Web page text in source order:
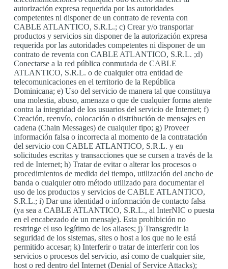
autorización expresa requerida por las autoridades
competentes ni disponer de un contrato de reventa con
CABLE ATLANTICO, S.R.L.; c) Crear y/o transportar
productos y servicios sin disponer de la autorización expresa
requerida por las autoridades competentes ni disponer de un
contrato de reventa con CABLE ATLANTICO, S.R.L. ;d)
Conectarse a la red pública conmutada de CABLE
ATLANTICO, S.R.L. o de cualquier otra entidad de
telecomunicaciones en el territorio de la República
Dominicana; e) Uso del servicio de manera tal que constituya
una molestia, abuso, amenaza o que de cualquier forma atente
contra la integridad de los usuarios del servicio de Internet; f)
Creación, reenvío, colocación o distribución de mensajes en
cadena (Chain Messages) de cualquier tipo; g) Proveer
información falsa o incorrecta al momento de la contratación
del servicio con CABLE ATLANTICO, S.R.L. y en
solicitudes escritas y transacciones que se cursen a través de la
red de Internet; h) Tratar de evitar o alterar los procesos o
procedimientos de medida del tiempo, utilización del ancho de
banda o cualquier otro método utilizado para documentar el
uso de los productos y servicios de CABLE ATLANTICO,
S.R.L.; i) Dar una identidad o información de contacto falsa
(ya sea a CABLE ATLANTICO, S.R.L., al InterNIC o puesta
en el encabezado de un mensaje). Esta prohibición no
restringe el uso legítimo de los aliases; j) Transgredir la
seguridad de los sistemas, sites o host a los que no le está
permitido accesar; k) Interferir o tratar de interferir con los
servicios o procesos del servicio, así como de cualquier site,
host o red dentro del Internet (Denial of Service Attacks);